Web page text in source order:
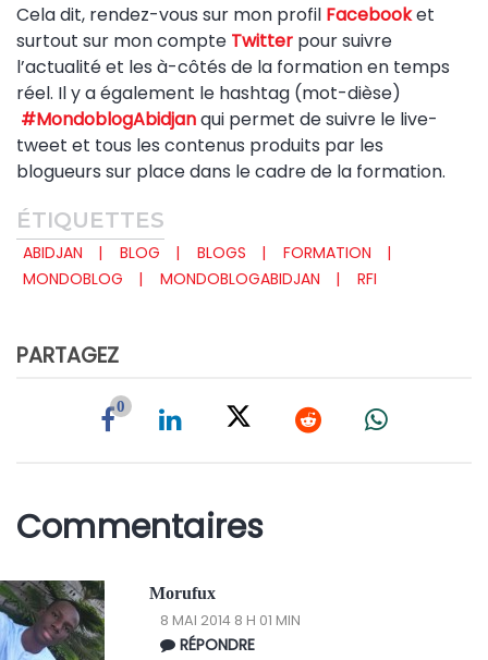
Cela dit, rendez-vous sur mon profil Facebooket
surtout sur mon compte Twitter pour suivre
l’actualité et les à-côtés de la formation en temps
réel. Il y a également le hashtag (mot-dièse)
#MondoblogAbidjanqui permet de suivre le live-
tweet et tous les contenus produits par les
blogueurs sur place dans le cadre de la formation.
ÉTIQUETTES
ABIDJAN BLOG BLOGS
FORMATION
MONDOBLOG
MONDOBLOGABIDJAN RFI
PARTAGEZ
0
Commentaires
Morufux
8 MAI 2014 8 H 01 MIN
RÉPONDRE